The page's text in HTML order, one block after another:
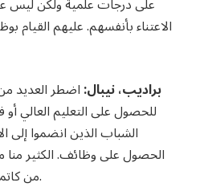
الاعتناء بأنفسهم. عليهم القيام
براديب، نيبال:اضطر العديد
للحصول على التعليم العالي
الشباب الذين انضموا
الحصول على وظائف. الكثير
من كاتماندو، حيث لا توجد فرص لنا.